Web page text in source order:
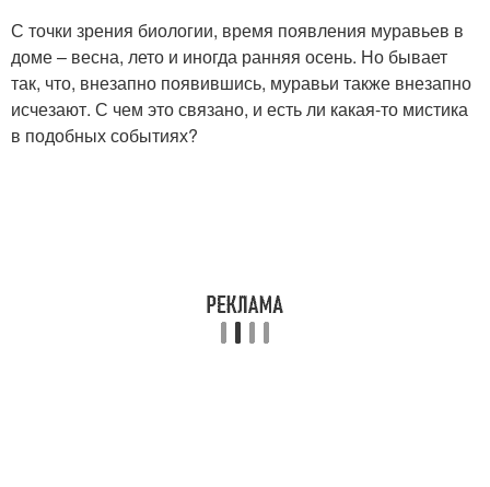
С точки зрения биологии, время появления муравьев в
доме – весна, лето и иногда ранняя осень. Но бывает
так, что, внезапно появившись, муравьи также внезапно
исчезают. С чем это связано, и есть ли какая-то мистика
в подобных событиях?